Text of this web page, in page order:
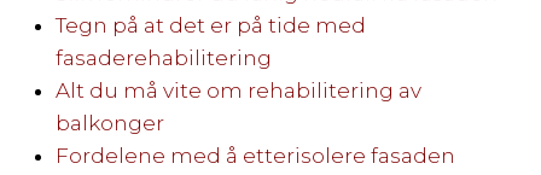
Tegn på at det er på tide med
fasaderehabilitering
Alt du må vite om rehabilitering av
balkonger
Fordelene med å etterisolere fasaden